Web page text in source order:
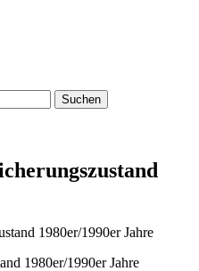
1980er/1990er Jahre